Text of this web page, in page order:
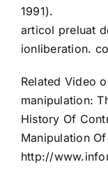
1991).
articol preluat
ionliberation.
Related Video
manipulation:
History Of
Manipulation
http://